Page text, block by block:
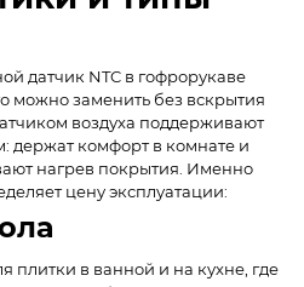
датчик NTC в гофрорукаве
можно заменить без вскрытия
воздуха поддерживают
комфорт в комнате и
нагрев покрытия. Именно
цену эксплуатации:
плитки в ванной и на кухне, где